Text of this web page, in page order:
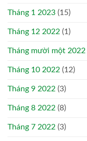
Tháng 1 2023 (15)
Tháng 12 2022 (1)
Tháng mười một 2022
Tháng 10 2022 (12)
Tháng 9 2022 (3)
Tháng 8 2022 (8)
Tháng 7 2022 (3)